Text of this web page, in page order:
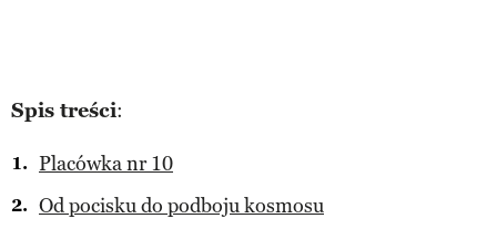
Spis treści:
Placówka nr 10
Od pocisku do podboju kosmosu